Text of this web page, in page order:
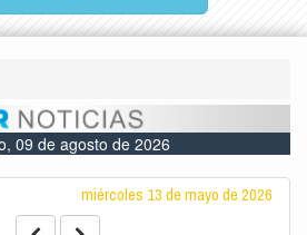
09 de agosto de 2026
miércoles 13 de mayo de 2026